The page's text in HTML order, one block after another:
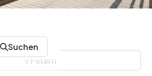
Suchen
Filtern